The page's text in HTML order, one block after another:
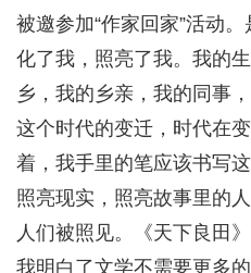
被邀参加“作家回家”活动
化了我，照亮了我。我的
乡，我的乡亲，我的同事
这个时代的变迁，时代在
着，我手里的笔应该书写
照亮现实，照亮故事里的
人们被照见。《天下良田
我明白了文学不需要更多